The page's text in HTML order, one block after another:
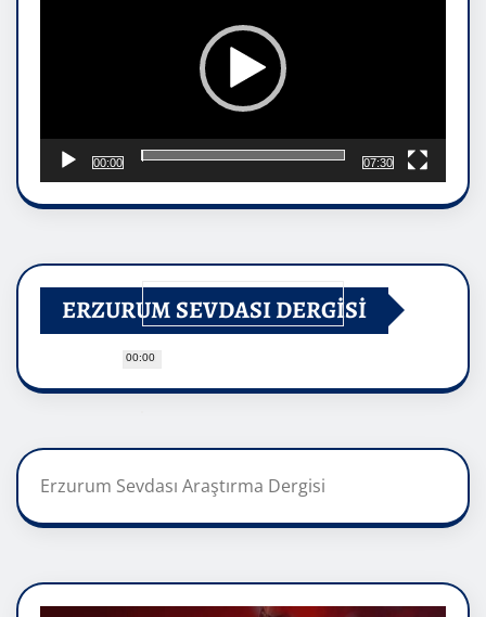
00:00
00:00
07:30
ERZURUM SEVDASI DERGİSİ
Erzurum Sevdası Araştırma Dergisi